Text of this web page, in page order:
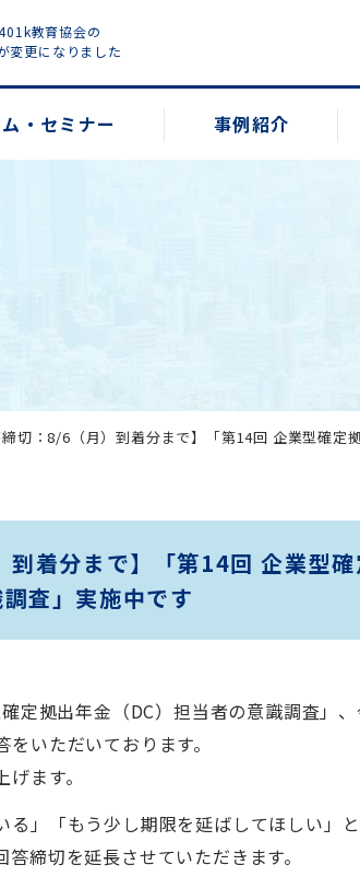
教育協会の
変更になりました
・セミナー 事例紹介
締切：8/6（月）到着分まで】「第14回 企業型確
到着分まで】「第14回 企業型
査」実施中です
定拠出年金（DC）担当者の意識調査」、
いただいております。
ます。
る」「もう少し期限を延ばしてほしい」
締切を延長させていただきます。